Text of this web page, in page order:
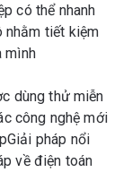
có thể nhanh
nhằm tiết kiệm
mình
dùng thử miễn
công nghệ mới
pháp nổi
về điện toán